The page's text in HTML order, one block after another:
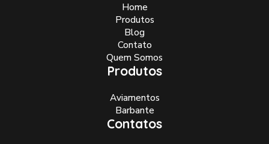
Home
Produtos
Blog
Contato
Quem Somos
Produtos
Aviamentos
Barbante
Contatos